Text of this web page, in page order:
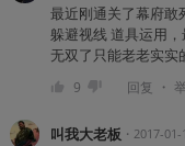
最近刚通关了幕府敢
躲避视线 道具运用
无双了只能老老实实
9 回复 ・
叫我大老板 ・ 2017-01-